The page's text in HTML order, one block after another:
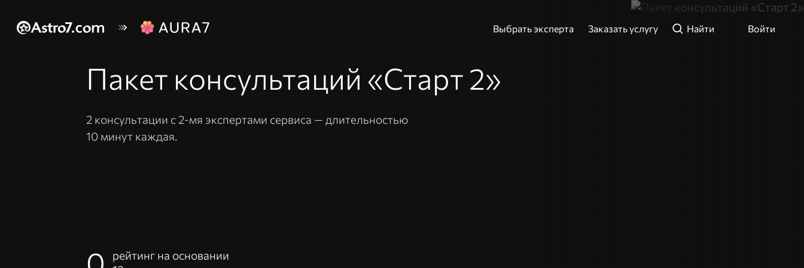
Выбрать эксперта Заказать услугу Найти Войти
Адрес эл. почты или телефон
Пакет консультаций «Старт 2»
2 консультации с 2-мя экспертами сервиса — длительностью
10 минут каждая.
рейтинг на основании